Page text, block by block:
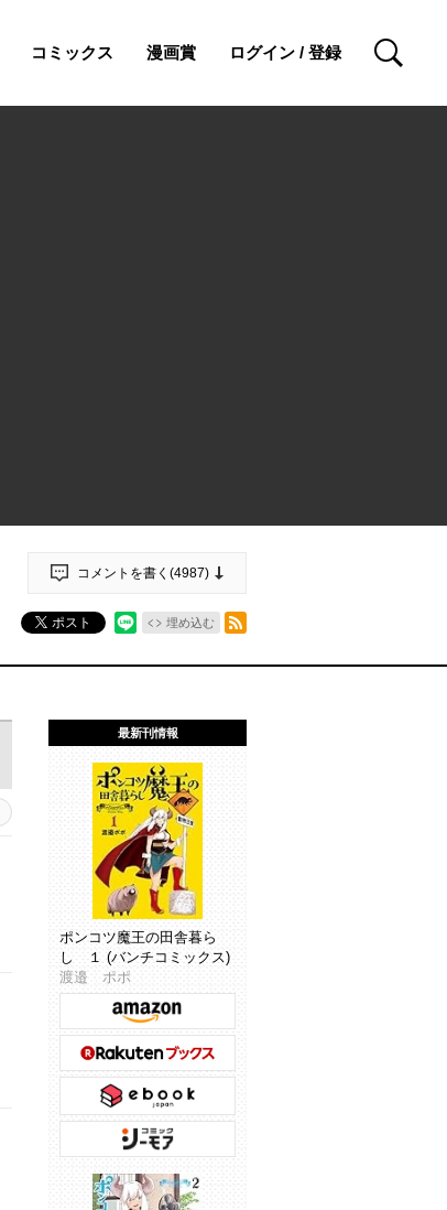
コミックス 漫画賞 ログイン / 登録 検索
コメントを書く(4987)
ポスト 埋め込む
最新刊情報
ポンコツ魔王の田舎暮ら
し １ (バンチコミックス)
渡邉 ポポ